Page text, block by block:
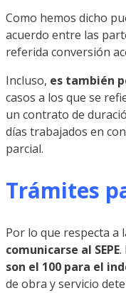
Como hemos dicho
acuerdo entre las
referida conversión
Incluso, es también
casos a los que se
un contrato de
días trabajados en
parcial.
Trámites
Por lo que respecta a
comunicarse al SEPE.
son el 100 para el
de obra y servicio